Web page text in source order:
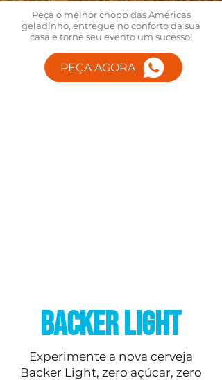
Peça o melhor chopp das Américas
geladinho, entregue no conforto da sua
casa e torne seu evento um sucesso!
PEÇA AGORA
backer light
Experimente a nova cerveja
Backer Light, zero açúcar, zero